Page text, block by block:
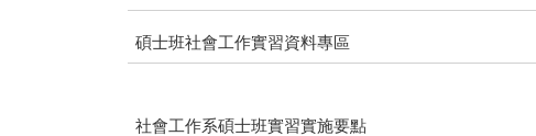
碩士班社會工作實習資料專區
社會工作系碩士班實習實施要點